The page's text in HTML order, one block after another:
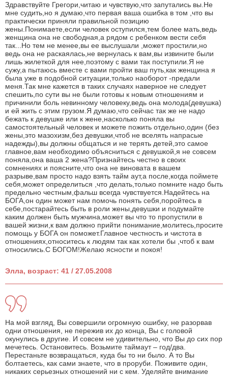
Здравствуйте Грегори,читаю и чувствую,что запутались вы.Не
мне судить,но я думаю,что первая ваша ошибка в том ,что вы
практически приняли правильной позицию
жены.Понимаете,если человек оступился,тем более мать,ведь
женщина она не свободная,а рядом с ребенком вести себя
так...Но тем не менее,вы ее выслушали ,может простили,но
ведь она не раскаялась,не вернулась к вам,вы извините были
лишь жилеткой для нее,поэтому с вами так поступили.Я не
сужу,а пытаюсь вместе с вами пройти ваш путь,как женщина я
была уже в подобной ситуации,только наоборот -предали
меня.Так мне кажется в таких случаях наверное не следует
спешить,по сути вы не были готовы к новым отношениям и
причинили боль невинному человеку,ведь она молода(девушка)
и ей жить с этим грузом.Я думаю,что сейчас так же не надо
бежать к девушке или к жене,насколько поняла вы
самостоятельный человек и можете пожить отдельно,один (без
жены,это мазохизм,без девушки,чтоб не вселять напрасые
надежды),вы должны общаться и не терять детей,это самое
главное,вам необходимо объясниться с девушкой,я не совсем
поняла,она ваша 2 жена?Признайтесь честно в своих
сомнениях и поясните,что она не виновата в вашем
разрыве,вам просто надо взять тайм аут,а после,когда поймете
себя,может определиться ,что делать,только помните надо быть
предельно честным,фальш всегда чувствуется.Надейтесь на
БОГА,он один может нам помочь понять себя,поройтесь в
себе,постарайтесь быть в роли жены,девушки и подумайте
каким должен быть мужчина,может вы что то пропустили в
вашей жизни,к вам должно прийти понимание,молитесь,просите
помощь у БОГА он поможет.Главное честность и чистота в
отношениях,относитесь к людям так как хотели бы ,чтоб к вам
относились.С БОГОМ!Желаю ясности и покоя!
Элла, возраст: 41 / 27.05.2008
На мой взгляд, Вы совершили огромную ошибку, не разорвав
одни отношения, не пережив их до конца, Вы с головой
окунулись в другие. И совсем не удивительно, что Вы до сих пор
мечетесь. Остановитесь. Возьмите таймаут – год/два.
Перестаньте возвращаться, куда бы то ни было. А то Вы
болтаетесь, как сами знаете, что в проруби. Поживите один,
никаких серьезных отношений ни с кем. Уделяйте внимание